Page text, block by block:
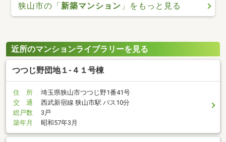
狭山市の「新築マンション 」をもっと見る
近所のマンションライブラリーを見る
つつじ野団地１-４１号棟
住 所
埼玉県狭山市つつじ野1番41号
交 通
西武新宿線 狭山市駅 バス10分
総戸数
3戸
築年月
昭和57年3月